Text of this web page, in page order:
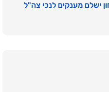
ישלם מענקים לנכי צה"ל